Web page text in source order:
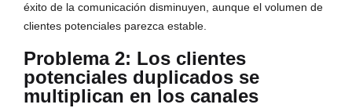
éxito de la comunicación disminuyen, aunque el volumen de
clientes potenciales parezca estable.
Problema 2: Los clientes
potenciales duplicados se
multiplican en los canales